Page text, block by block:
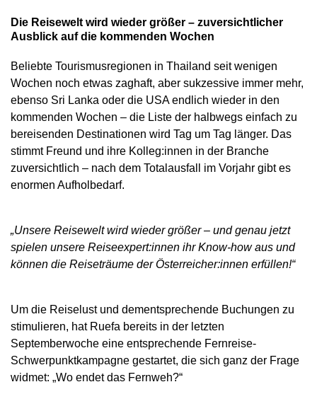
Die Reisewelt wird wieder größer – zuversichtlicher
Ausblick auf die kommenden Wochen
Beliebte Tourismusregionen in Thailand seit wenigen
Wochen noch etwas zaghaft, aber sukzessive immer mehr,
ebenso Sri Lanka oder die USA endlich wieder in den
kommenden Wochen – die Liste der halbwegs einfach zu
bereisenden Destinationen wird Tag um Tag länger. Das
stimmt Freund und ihre Kolleg:innen in der Branche
zuversichtlich – nach dem Totalausfall im Vorjahr gibt es
enormen Aufholbedarf.
„Unsere Reisewelt wird wieder größer – und genau jetzt
spielen unsere Reiseexpert:innen ihr Know-how aus und
können die Reiseträume der Österreicher:innen erfüllen!“
Um die Reiselust und dementsprechende Buchungen zu
stimulieren, hat Ruefa bereits in der letzten
Septemberwoche eine entsprechende Fernreise-
Schwerpunktkampagne gestartet, die sich ganz der Frage
widmet: „Wo endet das Fernweh?“